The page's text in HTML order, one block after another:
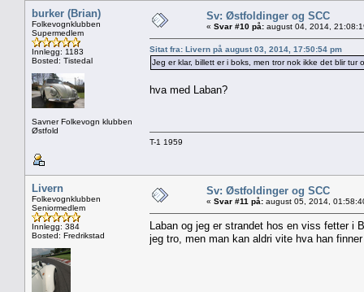
burker (Brian)
Folkevognklubben
Supermedlem
Innlegg: 1183
Bosted: Tistedal
Savner Folkevogn klubben
Østfold
Sv: Østfoldinger og SCC
« Svar #10 på: august 04, 2014,
Sitat fra: Livern på august 03, 2014, 17:50:54 pm
Jeg er klar, billett er i boks, men tror nok ikke det blir
hva med Laban?
T-1 1959
Livern
Folkevognklubben
Seniormedlem
Innlegg: 384
Bosted: Fredrikstad
Sv: Østfoldinger og SCC
« Svar #11 på: august 05, 2014,
Laban og jeg er strandet hos en viss fetter i
jeg tro, men man kan aldri vite hva han